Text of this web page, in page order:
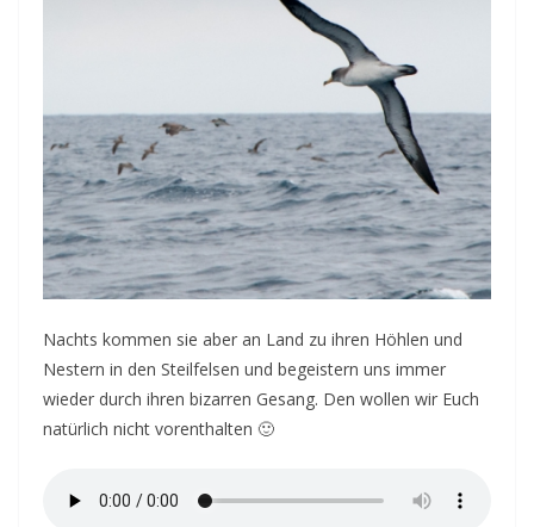
Nachts kommen sie aber an Land zu ihren Höhlen und
Nestern in den Steilfelsen und begeistern uns immer
wieder durch ihren bizarren Gesang. Den wollen wir Euch
natürlich nicht vorenthalten 🙂